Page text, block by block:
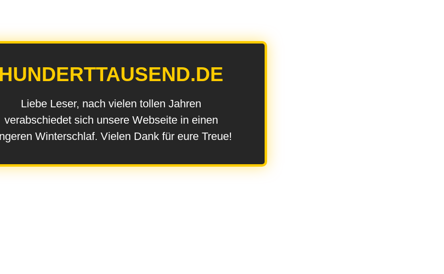
Liebe Leser, nach vielen tollen Jahren
verabschiedet sich unsere Webseite in einen
Winterschlaf. Vielen Dank für eure Treue!